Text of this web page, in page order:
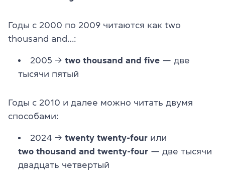
Годы с 2000 по 2009 читаются как two
thousand and…:
2005 → two thousand and five — две
тысячи пятый
Годы с 2010 и далее можно читать двумя
способами:
2024 → twenty twenty-four или
two thousand and twenty-four — две тысячи
двадцать четвертый